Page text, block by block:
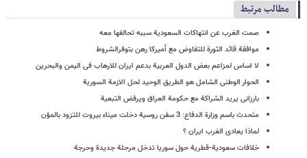
مطالب مرتبط
صمت الغرب عن انتهاکات السعودیة سببه تحالفها معه
موافقة قائد الثورة للتفاوض مع أمیرکا رهن بتوفرالشروط
لا اساس لمزاعم بعض الدول العربیة بدعم ایران للارهاب فی الیمن والبحرین
الحوار الوطنی الشامل هو الطریق الوحید لحل الازمة السوریة
بارزانی یرید الشراکة مع حکومة العراق ویرفض التبعیة
متحدث باسم وزارة الدفاع: 3 سفن روسیة دخلت میناء بیروت للتزود بالمؤن
لماذا یعادی الغرب ایران ؟
خلافات سعودیة-قطریة حول سوریا تدخل مرحلة جدیدة وحرجة